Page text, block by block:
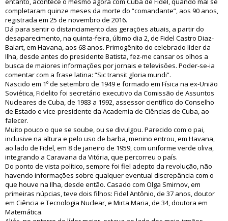
completaram quinze meses da morte do “comandante”, aos 90 anos,
registrada em 25 de novembro de 2016.
Dá para sentir o distanciamento das gerações atuais, a partir do
desaparecimento, na quinta-feira, último dia 2, de Fidel Castro Diaz-
Balart, em Havana, aos 68 anos. Primogênito do celebrado líder da
Ilha, desde antes do presidente Batista, fez-me cansar os olhos a
busca de maiores informações por jornais e televisões. Poder-se-ia
comentar com a frase latina: “Sic transit gloria mundi”.
Nascido em 1º de setembro de 1949 e formado em Física na ex-União
Soviética, Fidelito foi secretário executivo da Comissão de Assuntos
Nucleares de Cuba, de 1983 a 1992, assessor científico do Conselho
de Estado e vice-presidente da Academia de Ciências de Cuba, ao
falecer.
Muito pouco o que se soube, ou se divulgou. Parecido com o pai,
inclusive na altura e pelo uso de barba, menino entrou, em Havana,
ao lado de Fidel, em 8 de janeiro de 1959, com uniforme verde oliva,
integrando a Caravana da Vitória, que percorreu o país.
Do ponto de vista político, sempre foi fiel adepto da revolução, não
havendo informações sobre qualquer eventual discrepância com o
que houve na Ilha, desde então. Casado com Olga Smirnov, em
primeiras núpcias, teve dois filhos: Fidel Antônio, de 37 anos, doutor
em Ciência e Tecnologia Nuclear, e Mirta Maria, de 34, doutora em
Matemática.